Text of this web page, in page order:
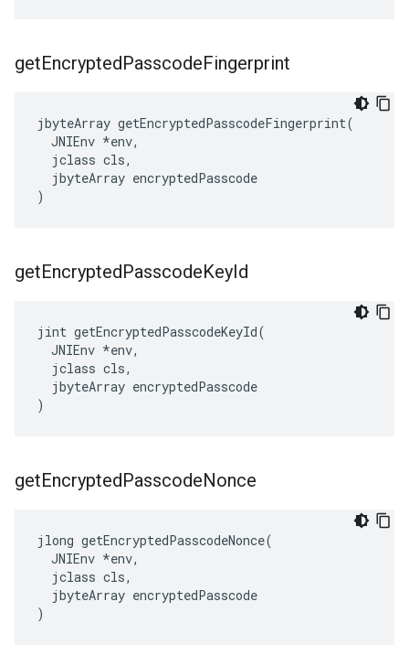
getEncryptedPasscodeFingerprint
jbyteArray getEncryptedPasscodeFingerprint(
  JNIEnv *env,
  jclass cls,
  jbyteArray encryptedPasscode
)
getEncryptedPasscodeKeyId
jint getEncryptedPasscodeKeyId(
  JNIEnv *env,
  jclass cls,
  jbyteArray encryptedPasscode
)
getEncryptedPasscodeNonce
jlong getEncryptedPasscodeNonce(
  JNIEnv *env,
  jclass cls,
  jbyteArray encryptedPasscode
)